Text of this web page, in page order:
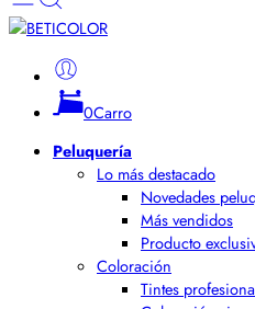
0Carro
Peluquería
Lo más destacado
Novedades
Más vendidos
Producto
Coloración
Tintes